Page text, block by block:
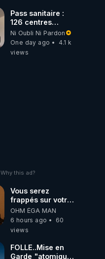
Pass sanitaire :
126 centres
commerciaux
concernés par
l'obligation dans
Ni Oubli Ni Pardon
One day ago
4.1 k
views
Why this ad?
Vous serez
frappés sur votre
sol européens par
la faute des
dirigeants qui
le nez
OHM ÉGA MAN
6 hours ago
60
views
FOLLE..Mise en
Garde "atomique"